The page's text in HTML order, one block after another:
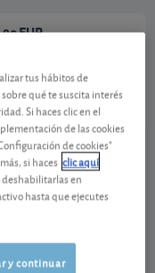
EUR
-0,1 EUR (-0,11 %)
Ver detalladamente
SOCIOS
visión
tus hábitos de
qué te suscita interés
Si haces clic en el
de las cookies
de cookies"
si haces clic aquí
en
hasta que ejecutes
y continuar